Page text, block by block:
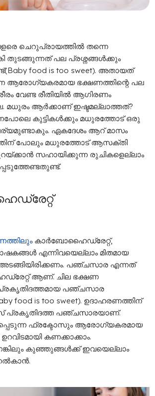
ചെറുപ്രായത്തിൽ തന്നെ
പല പ്രശ്നങ്ങൾക്കും
food is too sweet). അതായത്
ആരോഗ്യകരമായ ഭക്ഷണത്തിന്റെ പല
വേണ്ട രീതിയിൽ ആഗിരണം
മധുരം ആർക്കാണ് ഇഷ്ടമല്ലാത്തത്?
കുട്ടികൾക്കും മധുരത്തോട് ഒരു
ഏകദേശം ആറ് മാസം
പോലും മധുരത്തോട് ആസക്തി
സഹായിക്കുന്ന രുചികളെല്ലാം
കാർബോഹൈഡ്രേറ്റ്,
എന്നിവയെല്ലാം മിതമായ
പഞ്ചസാര എന്നത്
ആണ്. ചില ഭക്ഷണ
പ്രകൃതിദത്തമായ പഞ്ചസാര
food is too sweet). ഉദാഹരണത്തിന്
പ്രകൃതിദത്ത പഞ്ചസാരയാണ്.
ഫ്രക്ടോസും ആരോഗ്യകരമായ
കണക്കാക്കാം.
കുഞ്ഞുങ്ങൾക്ക് ഇവയെല്ലാം